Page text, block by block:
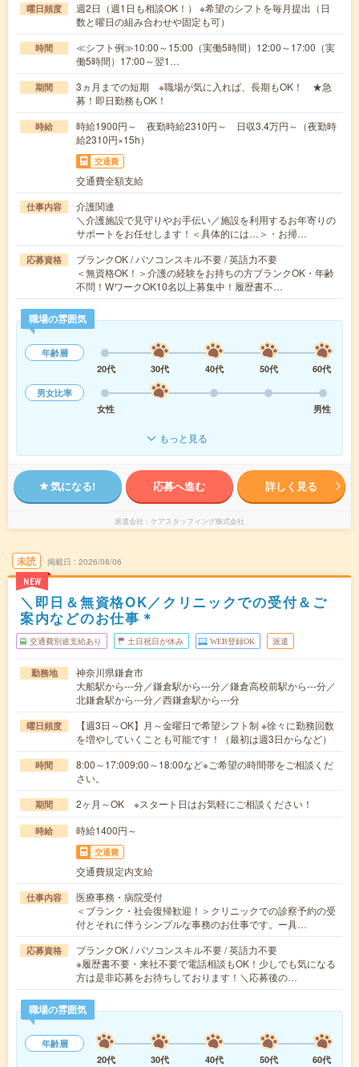
曜日頻度
週2日（週1日も相談OK！） ※希望のシフトを毎月提出（日
数と曜日の組み合わせや固定も可）
時間
≪シフト例≫10:00～15:00（実働5時間）12:00～17:00（実
働5時間）17:00～翌1…
期間
3ヵ月までの短期 ※職場が気に入れば、長期もOK！ ★急
募！即日勤務もOK！
時給
時給1900円～ 夜勤時給2310円～ 日収3.4万円～（夜勤時
給2310円×15h）
交通費
交通費全額支給
仕事内容
介護関連
＼介護施設で見守りやお手伝い／施設を利用するお年寄りの
サポートをお任せします！＜具体的には…＞・お掃…
応募資格
ブランクOK / パソコンスキル不要 / 英語力不要
＜無資格OK！＞介護の経験をお持ちの方ブランクOK・年齢
不問！WワークOK10名以上募集中！履歴書不…
職場の雰囲気
年齢層
20代
30代 40代 50代
60代
男女比率
女性
男性
もっと見る
気になる! 応募へ進む 詳しく見る
派遣会社 ケアスタッフィング株式会社
未読
NEW
掲載日 2026/08/06
＼即日＆無資格OK／クリニックでの受付＆ご
案内などのお仕事＊
交通費別途支給あり 土日祝日が休み WEB登録OK 派遣
勤務地
神奈川県鎌倉市
大船駅から---分／鎌倉駅から---分／鎌倉高校前駅から---分／
北鎌倉駅から---分／西鎌倉駅から---分
曜日頻度
【週3日～OK】月～金曜日で希望シフト制 ※徐々に勤務回数
を増やしていくことも可能です！（最初は週3日からなど）
時間
8:00～17:009:00～18:00など※ご希望の時間帯をご相談くだ
さい。
期間 2ヶ月～OK ※スタート日はお気軽にご相談ください！
時給 時給1400円～
交通費
交通費規定内支給
仕事内容
医療事務・病院受付
＜ブランク・社会復帰歓迎！＞クリニックでの診察予約の受
付とそれに伴うシンプルな事務のお仕事です。ー具…
応募資格
ブランクOK / パソコンスキル不要 / 英語力不要
※履歴書不要・来社不要で電話相談もOK！少しでも気になる
方は是非応募をお待ちしております！＼応募後の…
職場の雰囲気
年齢層
20代
30代 40代 50代
60代